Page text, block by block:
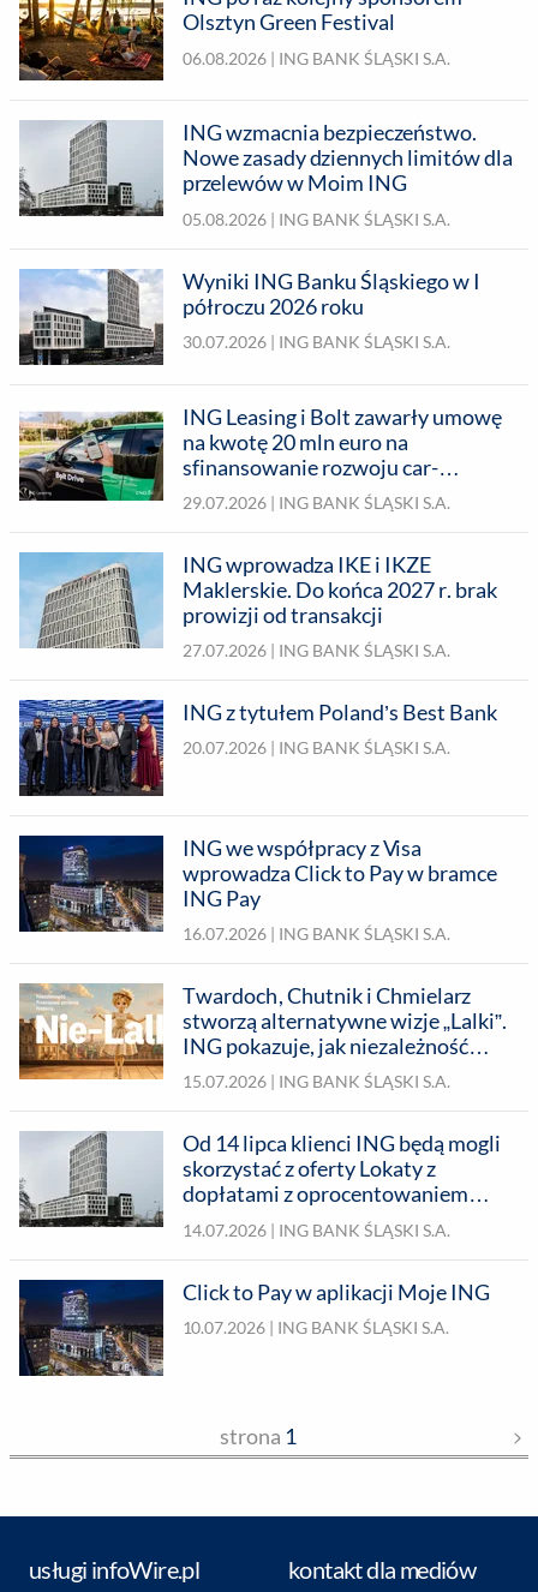
Olsztyn Green Festival
06.08.2026 | ING BANK ŚLĄSKI S.A.
ING wzmacnia bezpieczeństwo.
Nowe zasady dziennych limitów dla
przelewów w Moim ING
05.08.2026 | ING BANK ŚLĄSKI S.A.
Wyniki ING Banku Śląskiego w I
półroczu 2026 roku
30.07.2026 | ING BANK ŚLĄSKI S.A.
ING Leasing i Bolt zawarły umowę
na kwotę 20 mln euro na
sfinansowanie rozwoju car-
sharingu w Polsce
29.07.2026 | ING BANK ŚLĄSKI S.A.
ING wprowadza IKE i IKZE
Maklerskie. Do końca 2027 r. brak
prowizji od transakcji
27.07.2026 | ING BANK ŚLĄSKI S.A.
ING z tytułem Poland’s Best Bank
20.07.2026 | ING BANK ŚLĄSKI S.A.
ING we współpracy z Visa
wprowadza Click to Pay w bramce
ING Pay
16.07.2026 | ING BANK ŚLĄSKI S.A.
Twardoch, Chutnik i Chmielarz
stworzą alternatywne wizje „Lalki”.
ING pokazuje, jak niezależność
finansowa może zmienić historię
15.07.2026 | ING BANK ŚLĄSKI S.A.
Od 14 lipca klienci ING będą mogli
skorzystać z oferty Lokaty z
dopłatami z oprocentowaniem
bonusowym
14.07.2026 | ING BANK ŚLĄSKI S.A.
Click to Pay w aplikacji Moje ING
10.07.2026 | ING BANK ŚLĄSKI S.A.
strona 1
usługi infoWire.pl kontakt dla mediów